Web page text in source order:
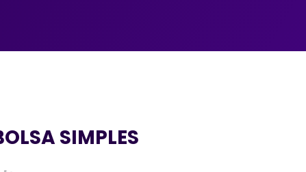
SIMPLES